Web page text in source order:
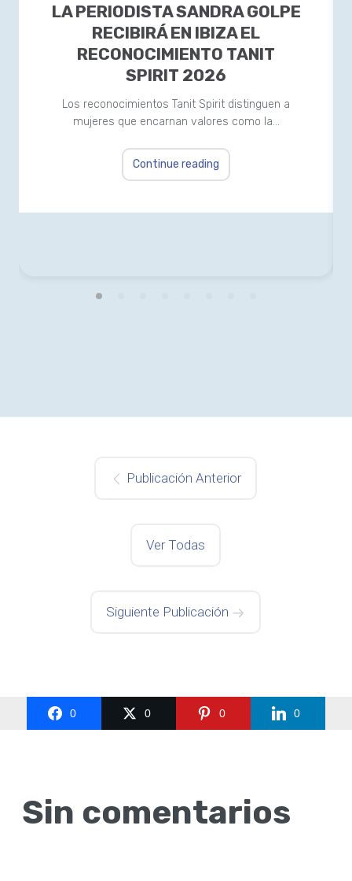
LA PERIODISTA SANDRA GOLPE
RECIBIRÁ EN IBIZA EL
RECONOCIMIENTO TANIT
SPIRIT 2026
Los reconocimientos Tanit Spirit distinguen a
mujeres que encarnan valores como la…
Continue reading
Publicación Anterior
Ver Todas
Siguiente Publicación
0 0 0 0
Sin comentarios